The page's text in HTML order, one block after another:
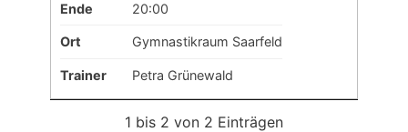
Ende 20:00
Ort Gymnastikraum Saarfeld
Trainer Petra Grünewald
1 bis 2 von 2 Einträgen